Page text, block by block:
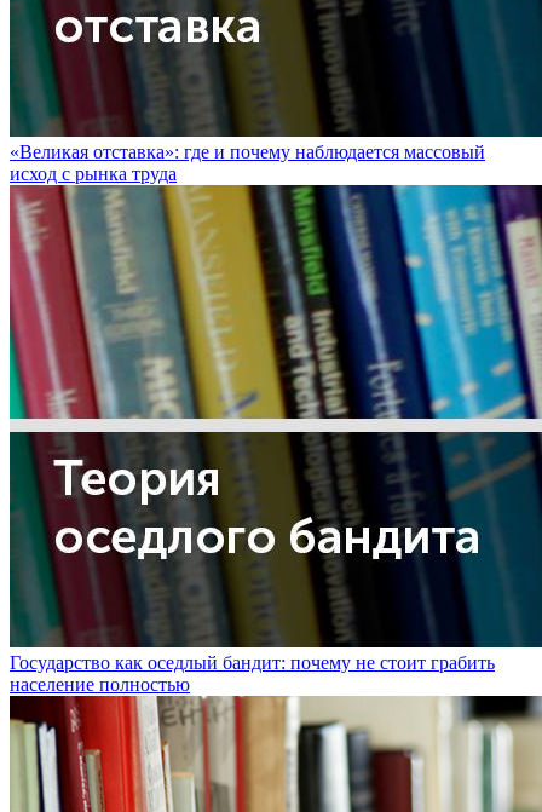
«Великая отставка»: где и почему наблюдается массовый
исход с рынка труда
Государство как оседлый бандит: почему не стоит грабить
население полностью